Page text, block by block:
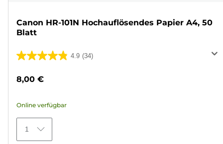
Canon HR-101N Hochauflösendes Papier A4, 50
Blatt
4.9 (34)
4.9
5
34
Bewertungen
8,00 €
Online verfügbar
1